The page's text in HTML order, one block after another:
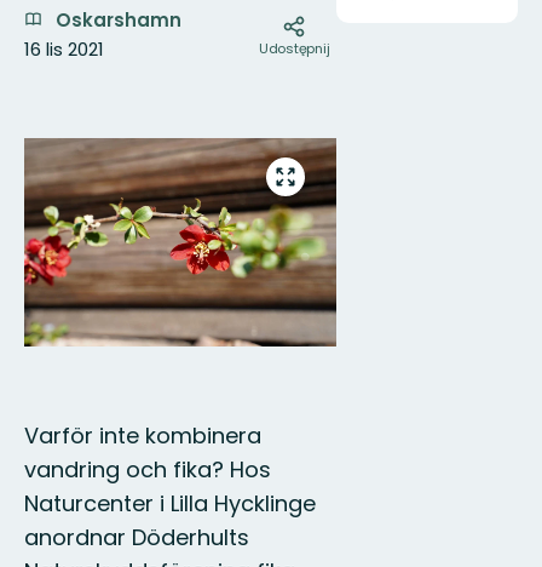
Oskarshamn
16 lis 2021
Udostępnij
Zdjęcia
Przejdź
do
trybu
pełnoekranowego
Varför inte kombinera
vandring och fika? Hos
Naturcenter i Lilla Hycklinge
anordnar Döderhults